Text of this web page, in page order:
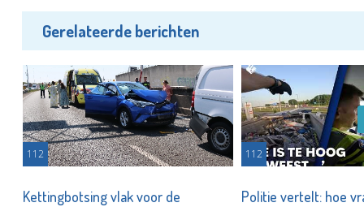
Gerelateerde berichten
112
Kettingbotsing vlak voor de
112
Politie vertelt: hoe